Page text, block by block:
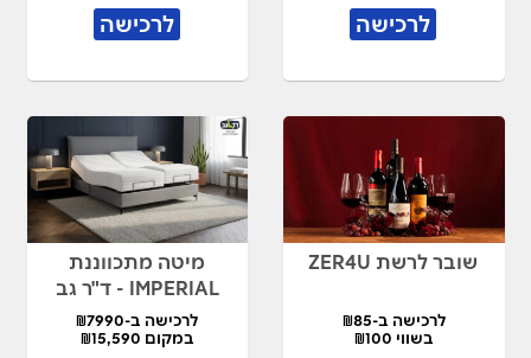
לרכישה לרכישה
שובר לרשת ZER4U
לרכישה ב-₪85
בשווי ₪100
מיטה מתכווננת
IMPERIAL - ד"ר גב
לרכישה ב-₪7990
במקום ₪15,590